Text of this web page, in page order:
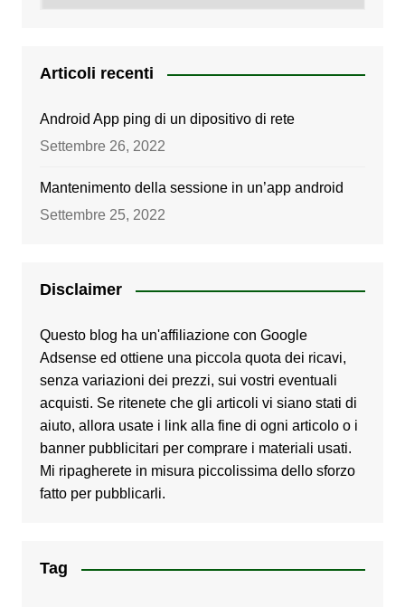
Articoli recenti
Android App ping di un dipositivo di rete
Settembre 26, 2022
Mantenimento della sessione in un’app android
Settembre 25, 2022
Disclaimer
Questo blog ha un'affiliazione con Google
Adsense ed ottiene una piccola quota dei ricavi,
senza variazioni dei prezzi, sui vostri eventuali
acquisti. Se ritenete che gli articoli vi siano stati di
aiuto, allora usate i link alla fine di ogni articolo o i
banner pubblicitari per comprare i materiali usati.
Mi ripagherete in misura piccolissima dello sforzo
fatto per pubblicarli.
Tag